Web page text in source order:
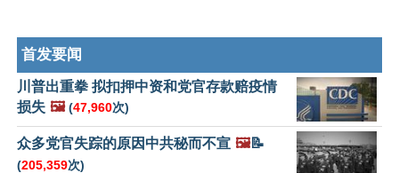
首发要闻
川普出重拳 拟扣押中资和党官存款赔疫情
损失 🖼️ (47,960次)
众多党官失踪的原因中共秘而不宣 🖼️📝
(205,359次)